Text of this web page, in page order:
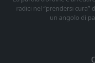
radici nel “prendersi
un angolo di